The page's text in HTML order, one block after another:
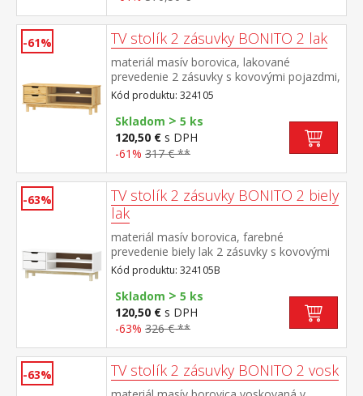
-61% TV stolík 2 zásuvky BONITO 2 lak
materiál masív borovica, lakované
prevedenie 2 zásuvky s kovovými pojazdmi,
1 polica otvor na pretiahnutie káblov
Kód produktu: 324105
Skladom > 5 ks
120,50 € s DPH
-61% 317 € **
-63%
TV stolík 2 zásuvky BONITO 2 biely
lak
materiál masív borovica, farebné
prevedenie biely lak 2 zásuvky s kovovými
pojazdmi, 1 polica otvor na pretiahnutie
káblov
Kód produktu: 324105B
Skladom > 5 ks
120,50 € s DPH
-63% 326 € **
-63% TV stolík 2 zásuvky BONITO 2 vosk